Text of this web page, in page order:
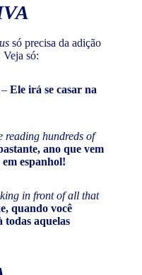
só precisa da adição
Veja só:
– Ele irá se casar na
reading hundreds of
ano que vem
espanhol!
in front of all that
quando você
todas aquelas